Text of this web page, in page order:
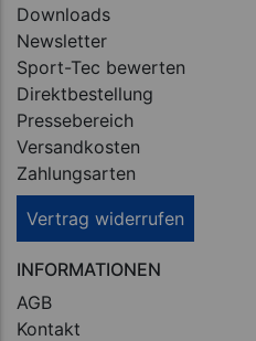
Downloads
Newsletter
Sport-Tec bewerten
Direktbestellung
Pressebereich
Versandkosten
Zahlungsarten
Vertrag widerrufen
INFORMATIONEN
AGB
Kontakt